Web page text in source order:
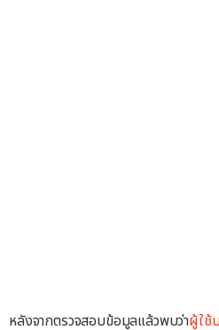
หลังจากตรวจสอบข้อมูลแล้วพบว่าผู้ใช้